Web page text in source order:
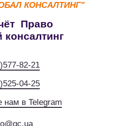
КОНСАЛТИНГ"
Право
82-21
04-25
нам в Telegram